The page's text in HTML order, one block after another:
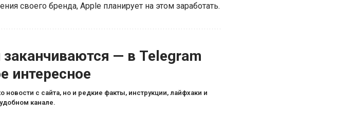
своего бренда, Apple планирует на этом заработать.
заканчиваются — в Telegram
интересное
новости с сайта, но и редкие факты, инструкции, лайфхаки и
канале.